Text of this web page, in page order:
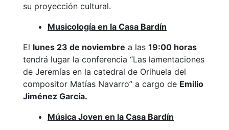
su proyección cultural.
Musicología en la Casa Bardín
El lunes 23 de noviembre a las 19:00 horas
tendrá lugar la conferencia “Las lamentaciones
de Jeremías en la catedral de Orihuela del
compositor Matías Navarro” a cargo de Emilio
Jiménez García.
Música Joven en la Casa Bardín